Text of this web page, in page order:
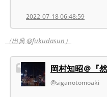
2022-07-18 06:48:59
（出典 @fukudasun）
岡村知昭＠『
@siganotomoaki